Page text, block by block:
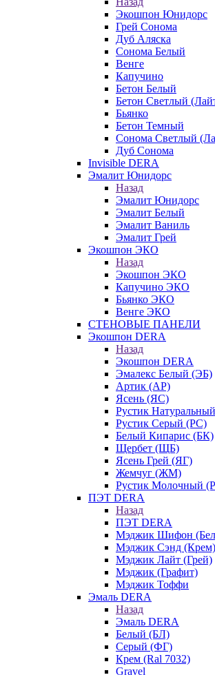
Экошпон Юнидорс
Грей Сонома
Дуб Аляска
Сонома Белый
Венге
Капучино
Бетон Белый
Бетон Светлый
Бьянко
Бетон Темный
Сонома Светлый
Дуб Сонома
Invisible DERA
Эмалит Юнидорс
Назад
Эмалит Юнидорс
Эмалит Белый
Эмалит Ваниль
Эмалит Грей
Экошпон ЭКО
Назад
Экошпон ЭКО
Капучино ЭКО
Бьянко ЭКО
Венге ЭКО
СТЕНОВЫЕ ПАНЕЛИ
Экошпон DERA
Назад
Экошпон DERA
Эмалекс Белый (ЭБ)
Артик (АР)
Ясень (ЯС)
Рустик
Рустик Серый (РС)
Белый Кипарис (БК)
Щербет (ЩБ)
Ясень Грей (ЯГ)
Жемчуг (ЖМ)
Рустик Молочный
ПЭТ DERA
Назад
ПЭТ DERA
Мэджик Шифон
Мэджик Сэнд (Крем)
Мэджик Лайт (Грей)
Мэджик (Графит)
Мэджик Тоффи
Эмаль DERA
Назад
Эмаль DERA
Белый (БЛ)
Серый (ФГ)
Крем (Ral 7032)
Gravel